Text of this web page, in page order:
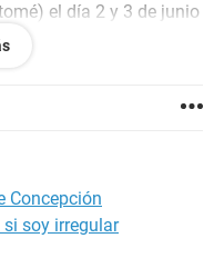
el día 2 y 3 de junio
y el día 7 y 8 del
una prueba de clearblue
doctor y me hizo un
me dijo que la única
y apareció el
semanas apartir de mi
dió fecha de parto el
22 de febrero del 2018
Concepción
soy irregular